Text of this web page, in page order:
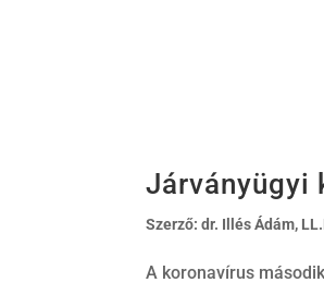
Járványügyi
Szerző:dr. Illés Ádám,
A koronavírus